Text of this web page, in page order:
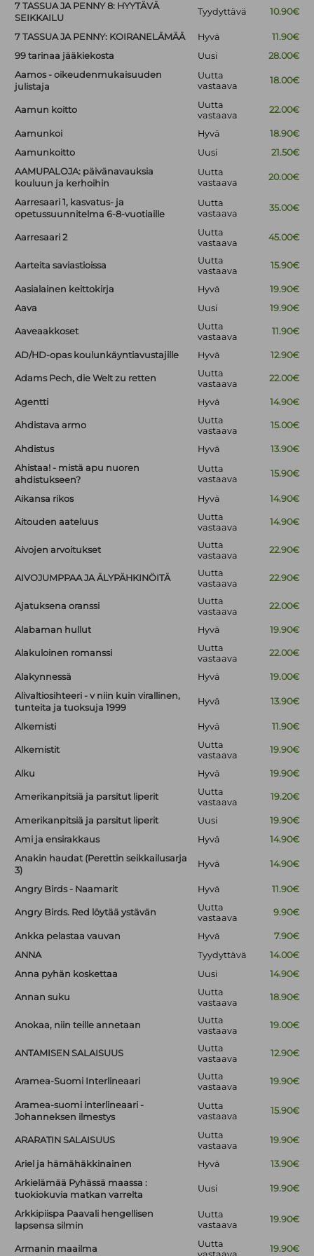
7 TASSUA JA PENNY 8: HYYTÄVÄ
SEIKKAILU
Tyydyttävä 10.90€
7 TASSUA JA PENNY: KOIRANELÄMÄÄ Hyvä
11.90€
99 tarinaa jääkiekosta
Uusi
28.00€
Aamos - oikeudenmukaisuuden
julistaja
Uutta
vastaava
18.00€
Aamun koitto
Uutta
vastaava
22.00€
Aamunkoi Hyvä
18.90€
Aamunkoitto
Uusi
21.50€
AAMUPALOJA: päivänavauksia
kouluun ja kerhoihin
Uutta
vastaava
20.00€
Aarresaari 1, kasvatus- ja
opetussuunnitelma 6-8-vuotiaille
Uutta
vastaava
35.00€
Aarresaari 2
Uutta
vastaava
45.00€
Aarteita saviastioissa
Uutta
vastaava
15.90€
Aasialainen keittokirja Hyvä
19.90€
Aava
Uusi 19.90€
Aaveaakkoset
Uutta
vastaava
11.90€
AD/HD-opas koulunkäyntiavustajille Hyvä 12.90€
Adams Pech, die Welt zu retten
Uutta
vastaava
22.00€
Agentti Hyvä 14.90€
Ahdistava armo
Uutta
vastaava
15.00€
Ahdistus Hyvä
13.90€
Ahistaa! - mistä apu nuoren
ahdistukseen?
Uutta
vastaava
15.90€
Aikansa rikos Hyvä 14.90€
Aitouden aateluus
Uutta
vastaava
14.90€
Aivojen arvoitukset
Uutta
vastaava
22.90€
AIVOJUMPPAA JA ÄLYPÄHKINÖITÄ
Uutta
vastaava
22.90€
Ajatuksena oranssi
Uutta
vastaava
22.00€
Alabaman hullut Hyvä 19.90€
Alakuloinen romanssi
Uutta
vastaava
22.00€
Alakynnessä Hyvä
19.00€
Alivaltiosihteeri - v niin kuin virallinen,
tunteita ja tuoksuja 1999
Hyvä 13.90€
Alkemisti Hyvä 11.90€
Alkemistit
Uutta
vastaava
19.90€
Alku Hyvä 19.90€
Amerikanpitsiä ja parsitut liperit
Uutta
vastaava
19.20€
Amerikanpitsiä ja parsitut liperit Uusi
19.90€
Ami ja ensirakkaus
Hyvä
14.90€
Anakin haudat (Perettin seikkailusarja
3)
Hyvä 14.90€
Angry Birds - Naamarit Hyvä 11.90€
Angry Birds. Red löytää ystävän
Uutta
vastaava
9.90€
Ankka pelastaa vauvan Hyvä
7.90€
ANNA
Tyydyttävä
14.00€
Anna pyhän koskettaa
Uusi 14.90€
Annan suku
Uutta
vastaava
18.90€
Anokaa, niin teille annetaan
Uutta
vastaava
19.00€
ANTAMISEN SALAISUUS
Uutta
vastaava
12.90€
Aramea-Suomi Interlineaari
Uutta
vastaava
19.90€
Aramea-suomi interlineaari -
Johanneksen ilmestys
Uutta
vastaava
15.90€
ARARATIN SALAISUUS
Uutta
vastaava
19.90€
Ariel ja hämähäkkinainen Hyvä
13.90€
Arkielämää Pyhässä maassa :
tuokiokuvia matkan varrelta
Uusi 19.90€
Arkkipiispa Paavali hengellisen
lapsensa silmin
Uutta
vastaava
19.90€
Armanin maailma
Uutta
19.90€